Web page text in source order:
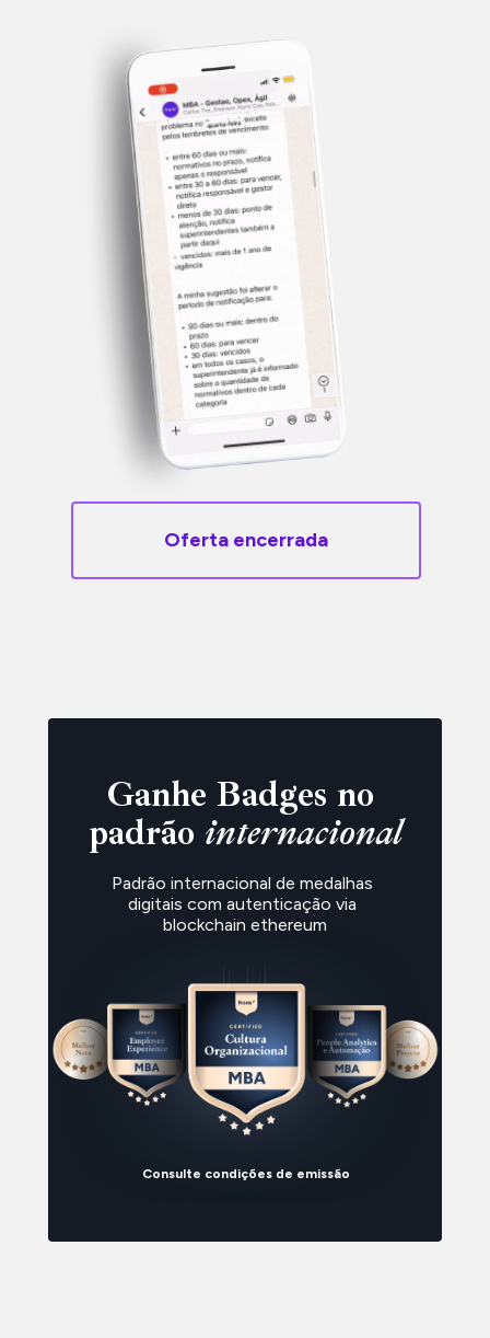
Oferta encerrada
Ganhe Badges no
padrão internacional
Padrão internacional de medalhas
digitais com autenticação via
blockchain ethereum
Consulte condições de emissão